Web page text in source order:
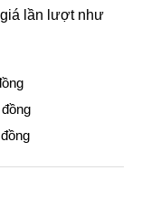
lần lượt như